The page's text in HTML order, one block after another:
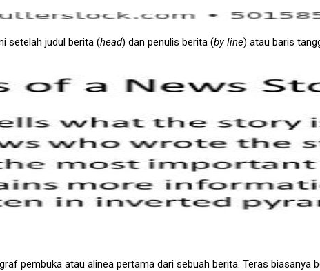
setelah judul berita (head) dan penulis berita (by line) atau baris
pembuka atau alinea pertama dari sebuah berita. Teras biasanya